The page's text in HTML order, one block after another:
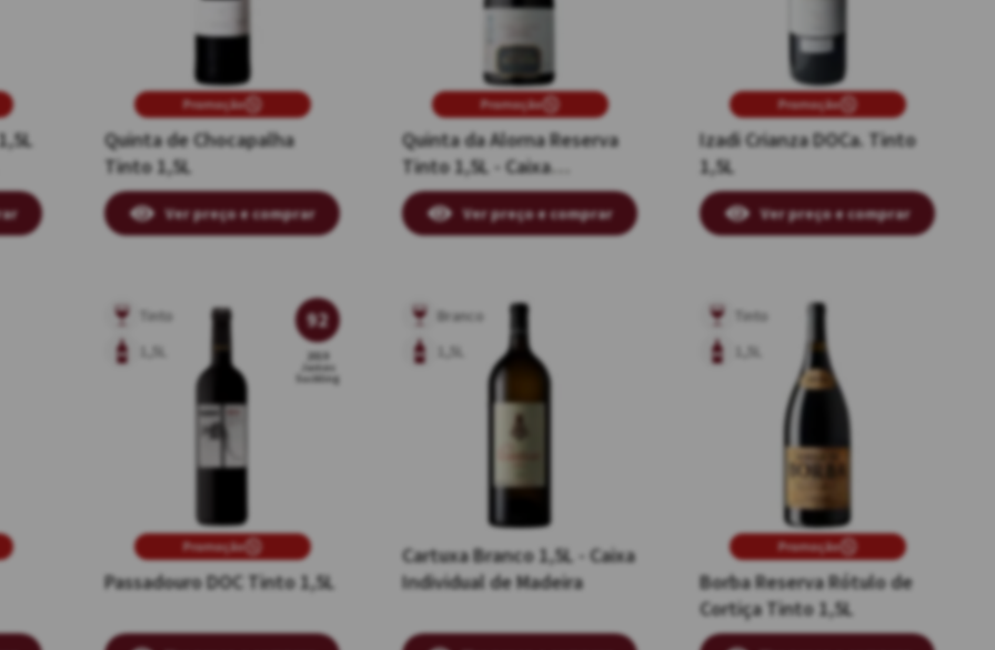
Promoção
Quinta de Chocapalha
Tinto 1,5L
Ver preço e comprar
Promoção
Quinta da Alorna Reserva
Tinto 1,5L - Caixa
Individual de Papelão
Ver preço e comprar
Promoção
Izadi Crianza DOCa. Tinto
1,5L
Ver preço e comprar
Promoção
Passadouro DOC Tinto 1,5L
Tinto
1,5L
92
2019
James
Suckling
Cartuxa Branco 1,5L - Caixa
Individual de Madeira
Branco
1,5L
Promoção
Borba Reserva Rótulo de
Cortiça Tinto 1,5L
Tinto
1,5L